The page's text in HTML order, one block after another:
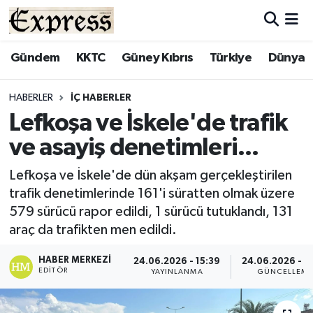
Gündem KKTC Güney Kıbrıs Türkiye Dünya
HABERLER İÇ HABERLER
Lefkoşa ve İskele'de trafik
ve asayiş denetimleri...
Lefkoşa ve İskele'de dün akşam gerçekleştirilen
trafik denetimlerinde 161'i süratten olmak üzere
579 sürücü rapor edildi, 1 sürücü tutuklandı, 131
araç da trafikten men edildi.
HABER MERKEZI
EDITÖR
24.06.2026 - 15:39
YAYINLANMA
24.06.2026 -
GÜNCELLEME
ALAYKÖY
BİLİM
ÇATALKÖY
DÜNYA
EĞİTİM
EKONOMİ
ENGLISH
Hava Durumu
Süper Lig Puan Durumu ve Fikstür
Tüm Manşetler
Son Dakika Haberleri
Haber Arşivi